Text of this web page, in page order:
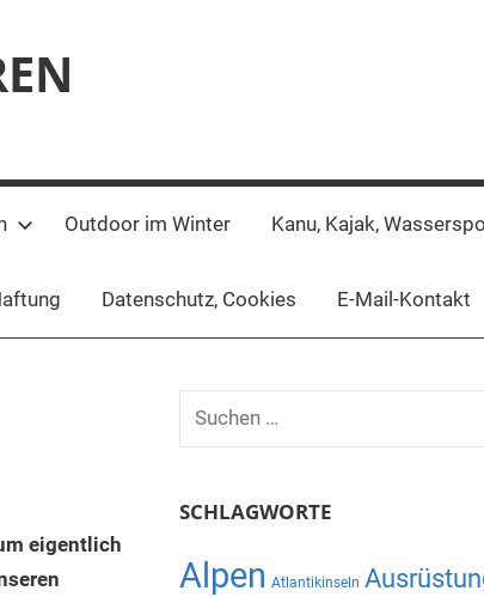
Outdoor im Winter Kanu, Kajak,
Datenschutz, Cookies E-Mail-Kontakt
eigentlich
Suchen
SCHLAGWORTE
Alpen Atlantikinseln